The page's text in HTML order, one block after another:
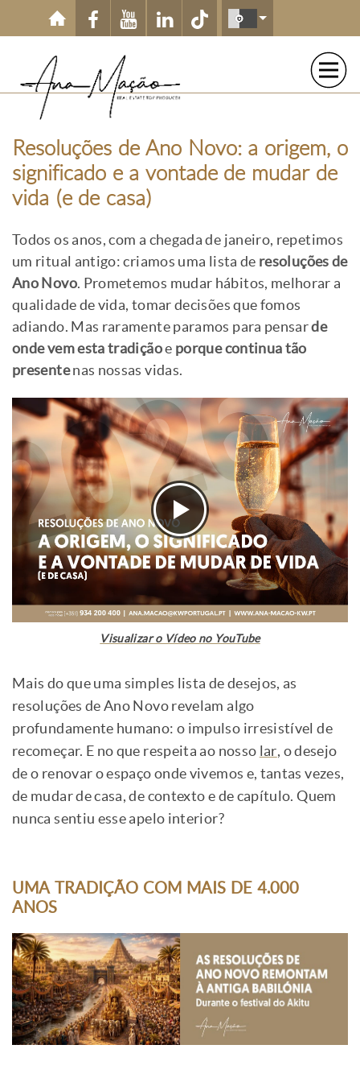
Passar para o conteúdo principal
Resoluções de Ano Novo: a origem, o
significado e a vontade de mudar de
vida (e de casa)
Todos os anos, com a chegada de janeiro, repetimos
um ritual antigo: criamos uma lista de resoluções de
Ano Novo. Prometemos mudar hábitos, melhorar a
qualidade de vida, tomar decisões que fomos
adiando. Mas raramente paramos para pensarde
onde vem esta tradiçãoe porque continua tão
presentenas nossas vidas.
Visualizar o Vídeo no YouTube
Mais do que uma simples lista de desejos, as
resoluções de Ano Novo revelam algo
profundamente humano: o impulso irresistível de
recomeçar. E no que respeita ao nosso lar, o desejo
de o renovar o espaço onde vivemos e, tantas vezes,
de mudar de casa, de contexto e de capítulo. Quem
nunca sentiu esse apelo interior?
UMA TRADIÇÃO COM MAIS DE 4.000
ANOS